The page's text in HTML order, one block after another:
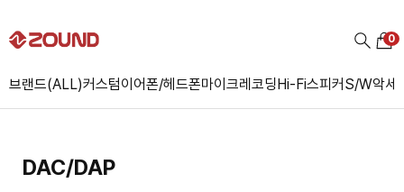
브랜드(ALL)커스텀이어폰/헤드폰마이크레코딩Hi-Fi스피커S/W악세
0
DAC/DAP